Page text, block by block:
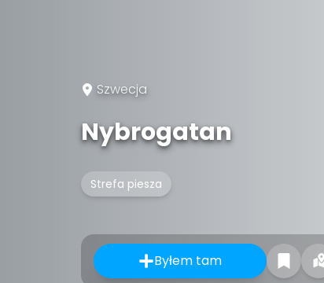
Szwecja
Nybrogatan
Strefa piesza
Byłem tam